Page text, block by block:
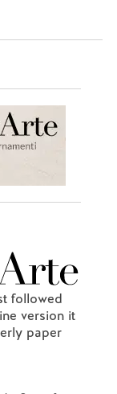
followed
version it
paper